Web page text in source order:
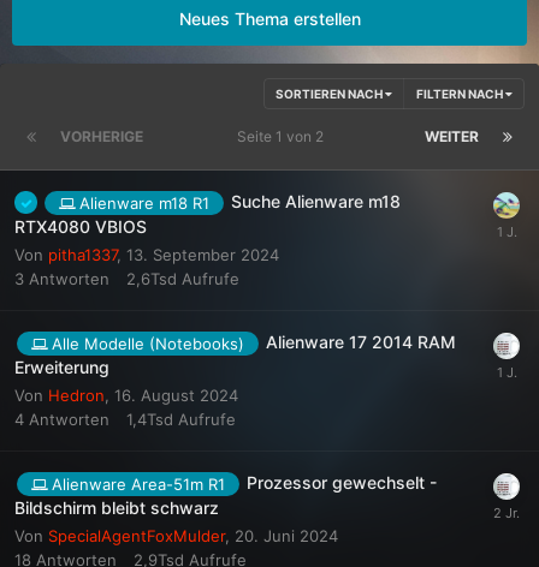
Neues Thema erstellen
SORTIEREN NACH FILTERN NACH
VORHERIGE WEITER
Seite 1 von 2
Alienware m18 R1
Suche Alienware m18
RTX4080 VBIOS
Von pitha1337, 13. September 2024
3 Antworten 2,6Tsd Aufrufe
Alle Modelle (Notebooks)
Alienware 17 2014 RAM
Erweiterung
Von Hedron 16. August 2024
4 Antworten 1,4Tsd Aufrufe
Alienware Area-51m R1
Prozessor gewechselt -
Bildschirm bleibt schwarz
Von SpecialAgentFoxMulder, 20. Juni 2024
18 Antworten 2,9Tsd Aufrufe